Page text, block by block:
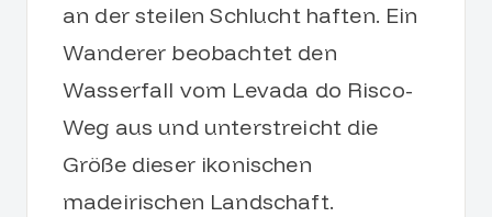
an der steilen Schlucht haften. Ein
Wanderer beobachtet den
Wasserfall vom Levada do Risco-
Weg aus und unterstreicht die
Größe dieser ikonischen
madeirischen Landschaft.